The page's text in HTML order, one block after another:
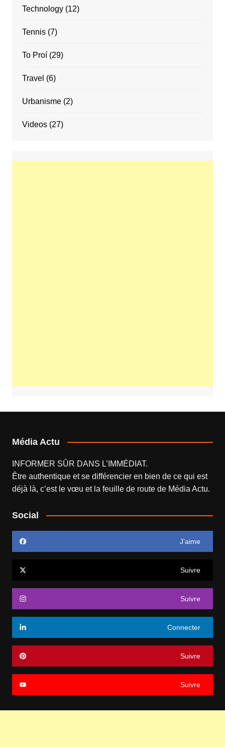
Technology(12)
Tennis(7)
To Proí(29)
Travel (6)
Urbanisme(2)
Videos(27)
Média Actu
INFORMER SÛR DANS L’IMMÉDIAT.
Être authentique et se différencier en bien de ce qui est
déjà là, c’est le vœu et la feuille de route de Média Actu.
Social
J’aime
Suivre
Suivre
Connecter
Suivre
Suivre